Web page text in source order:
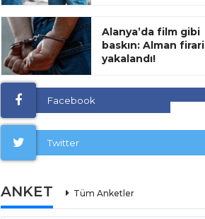
Alanya’da film gibi
baskın: Alman firari
yakalandı!
Facebook
Twitter
ANKET Tüm Anketler